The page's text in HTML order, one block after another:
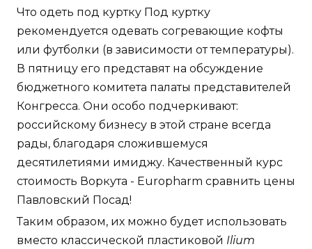
Что одеть под куртку Под куртку
рекомендуется одевать согревающие кофты
или футболки (в зависимости от температуры).
В пятницу его представят на обсуждение
бюджетного комитета палаты представителей
Конгресса. Они особо подчеркивают:
российскому бизнесу в этой стране всегда
рады, благодаря сложившемуся
десятилетиями имиджу. Качественный курс
стоимость Воркута - Europharm сравнить цены
Павловский Посад!
Таким образом, их можно будет использовать
вместо классической пластиковой Ilium